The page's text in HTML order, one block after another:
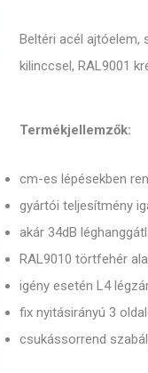
Beltéri acél ajtóelem,
kilinccsel, RAL9001
Termékjellemzők:
cm-es lépésekben
gyártói teljesítmény
akár 34dB
RAL9010 törtfehér
igény esetén L4
fix nyitásirányú 3
csukássorrend